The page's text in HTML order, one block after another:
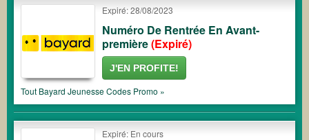
Expiré: 28/08/2023
Numéro De Rentrée En Avant-
première(Expiré)
J'EN PROFITE!
Tout Bayard JeunesseCodes Promo »
Expiré: En cours